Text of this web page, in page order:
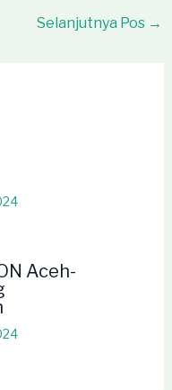
Selanjutnya Pos →
Aceh-